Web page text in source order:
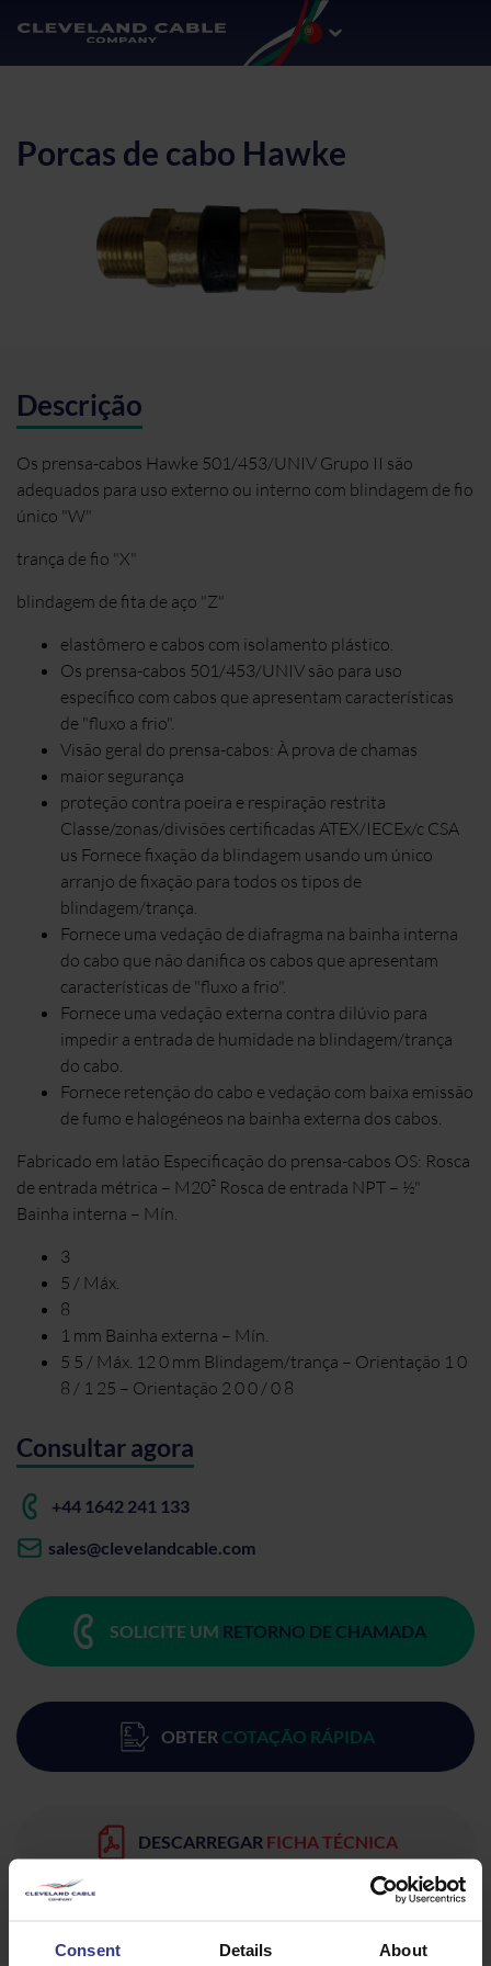
Consent Details About
Porcas de cabo Hawke
Descrição
Os prensa-cabos Hawke 501/453/UNIV Grupo II são
adequados para uso externo ou interno com blindagem de fio
único "W"
trança de fio "X"
blindagem de fita de aço "Z"
elastômero e cabos com isolamento plástico.
Os prensa-cabos 501/453/UNIV são para uso
específico com cabos que apresentam características
de "fluxo a frio".
Visão geral do prensa-cabos: À prova de chamas
maior segurança
proteção contra poeira e respiração restrita
Classe/zonas/divisões certificadas ATEX/IECEx/c CSA
us Fornece fixação da blindagem usando um único
arranjo de fixação para todos os tipos de
blindagem/trança.
Fornece uma vedação de diafragma na bainha interna
do cabo que não danifica os cabos que apresentam
características de "fluxo a frio".
Fornece uma vedação externa contra dilúvio para
impedir a entrada de humidade na blindagem/trança
do cabo.
Fornece retenção do cabo e vedação com baixa emissão
de fumo e halogéneos na bainha externa dos cabos.
Fabricado em latão Especificação do prensa-cabos OS: Rosca
de entrada métrica – M20² Rosca de entrada NPT – ½"
Bainha interna – Mín.
3
5 / Máx.
8
1 mm Bainha externa – Mín.
5 5 / Máx. 12 0 mm Blindagem/trança – Orientação 1 0
8 / 1 25 – Orientação 2 0 0 / 0 8
Consultar agora
+44 1642 241 133
sales@clevelandcable.com
SOLICITE UM RETORNO DE CHAMADA
OBTER COTAÇÃO RÁPIDA
DESCARREGAR FICHA TÉCNICA